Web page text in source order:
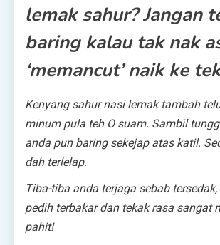
lemak sahur? Jangan
baring kalau tak nak
‘memancut’ naik ke
Kenyang sahur nasi lemak tambah
minum pula teh O suam. Sambil
anda pun baring sekejap atas katil.
dah terlelap.
Tiba-tiba anda terjaga sebab
pedih terbakar dan tekak rasa sangat
pahit!